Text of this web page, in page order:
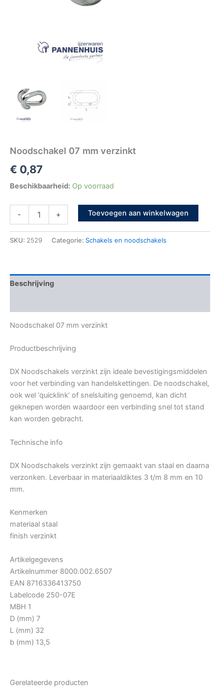
Noodschakel 07 mm verzinkt
€ 0,87
Beschikbaarheid: Op voorraad
- + Toevoegen aan winkelwagen
SKU: 2529 Categorie: Schakels en noodschakels
Beschrijving
Noodschakel 07 mm verzinkt
Productbeschrijving
DX Noodschakels verzinkt zijn ideale bevestigingsmiddelen
voor het verbinding van handelskettingen. De noodschakel,
ook wel ‘quicklink’ of snelsluiting genoemd, kan dicht
geknepen worden waardoor een verbinding snel tot stand
kan worden gebracht.
Technische info
DX Noodschakels verzinkt zijn gemaakt van staal en daarna
verzonken. Leverbaar in materiaaldiktes 3 t/m 8 mm en 10
mm.
Kenmerken
materiaal staal
finish verzinkt
Artikelgegevens
Artikelnummer 8000.002.6507
EAN 8716336413750
Labelcode 250-07E
MBH 1
D (mm) 7
L (mm) 32
b (mm) 13,5
Gerelateerde producten